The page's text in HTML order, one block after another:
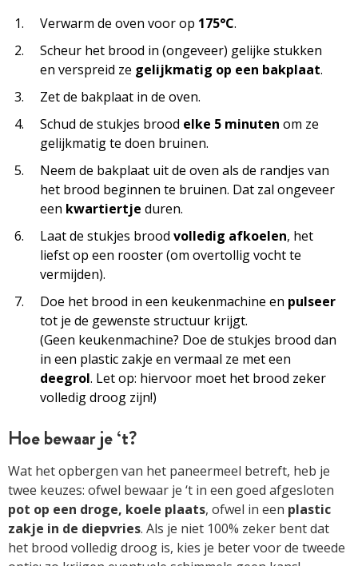
Verwarm de oven voor op 175°C.
Scheur het brood in (ongeveer) gelijke stukken
en verspreid ze gelijkmatig op een bakplaat.
Zet de bakplaat in de oven.
Schud de stukjes brood elke 5 minuten om ze
gelijkmatig te doen bruinen.
Neem de bakplaat uit de oven als de randjes van
het brood beginnen te bruinen. Dat zal ongeveer
een kwartiertje duren.
Laat de stukjes brood volledig afkoelen, het
liefst op een rooster (om overtollig vocht te
vermijden).
Doe het brood in een keukenmachine en pulseer
tot je de gewenste structuur krijgt.
(Geen keukenmachine? Doe de stukjes brood dan
in een plastic zakje en vermaal ze met een
deegrol. Let op: hiervoor moet het brood zeker
volledig droog zijn!)
Hoe bewaar je ‘t?
Wat het opbergen van het paneermeel betreft, heb je
twee keuzes: ofwel bewaar je ‘t in een goed afgesloten
pot op een droge, koele plaats, ofwel in een plastic
zakje in de diepvries. Als je niet 100% zeker bent dat
het brood volledig droog is, kies je beter voor de tweede